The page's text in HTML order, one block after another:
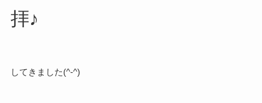
拝♪
してきました(^-^)